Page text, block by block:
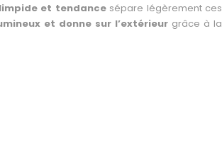
et tendancesépare légèrement ces
et donne sur l’extérieurgrâce à la